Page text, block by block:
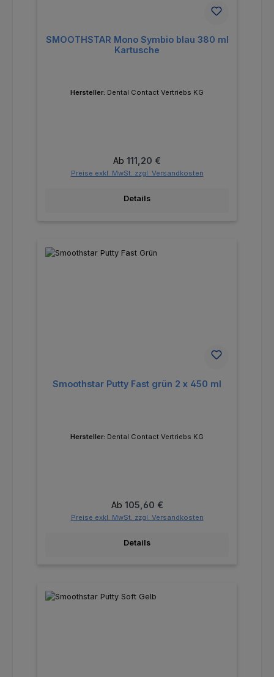
SMOOTHSTAR Mono Symbio blau 380 ml
Kartusche
Hersteller: Dental Contact Vertriebs KG
Regulärer Preis:
Ab 111,20 €
Preise exkl. MwSt. zzgl. Versandkosten
Details
Smoothstar Putty Fast grün 2 x 450 ml
Hersteller: Dental Contact Vertriebs KG
Regulärer Preis:
Ab 105,60 €
Preise exkl. MwSt. zzgl. Versandkosten
Details